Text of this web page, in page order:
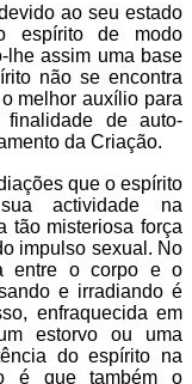
ao seu estado
espírito de modo
lhe assim uma base
não se encontra
melhor auxílio para
de auto-
da Criação.
que o espírito
actividade na
tão misteriosa força
impulso sexual. No
entre o corpo e o
e irradiando é
enfraquecida em
estorvo ou uma
do espírito na
é que também o